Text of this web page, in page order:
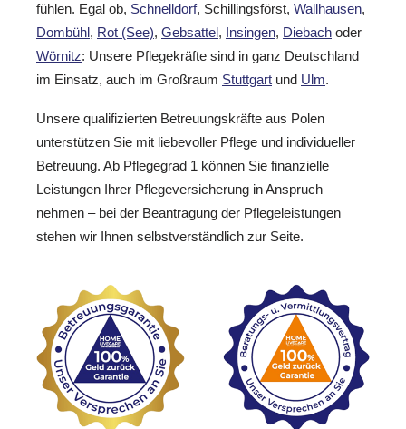
fühlen. Egal ob, Schnelldorf, Schillingsförst, Wallhausen,
Dombühl, Rot (See), Gebsattel, Insingen, Diebach oder
Wörnitz: Unsere Pflegekräfte sind in ganz Deutschland
im Einsatz, auch im Großraum Stuttgart und Ulm.
Unsere qualifizierten Betreuungskräfte aus Polen
unterstützen Sie mit liebevoller Pflege und individueller
Betreuung. Ab Pflegegrad 1 können Sie finanzielle
Leistungen Ihrer Pflegeversicherung in Anspruch
nehmen – bei der Beantragung der Pflegeleistungen
stehen wir Ihnen selbstverständlich zur Seite.